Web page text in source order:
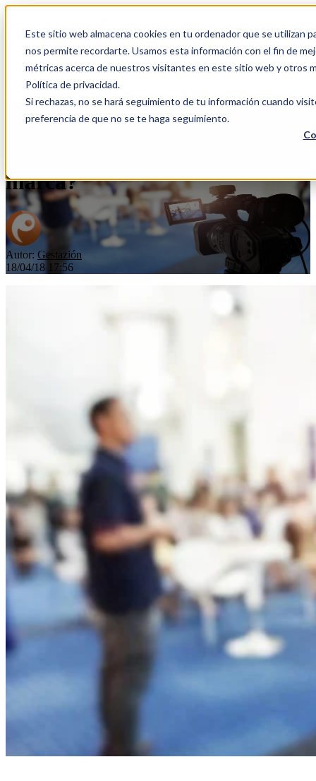
Este sitio web almacena cookies en tu ordenador que se utilizan
nos permite recordarte. Usamos esta información con el fin de
métricas acerca de nuestros visitantes en este sitio web y otros
Política de privacidad.
Si rechazas, no se hará seguimiento de tu información cuando
preferencia de que no se te haga seguimiento.
Open main navigation
Categorías
Retransmisiones en directo:
marca?
Autor: Gestazión
18/04/18 17:56